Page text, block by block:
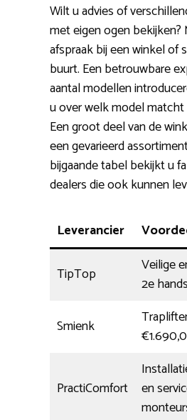
Wilt u advies of
met eigen ogen bekijken?
afspraak bij een winkel of
buurt. Een betrouwbare
aantal modellen
u over welk model
Een groot deel van de
een gevarieerd
bijgaande tabel bekijkt u
dealers die ook kunnen
Leverancier
TipTop
Veilige
2e
Smienk
PractiComfort
en